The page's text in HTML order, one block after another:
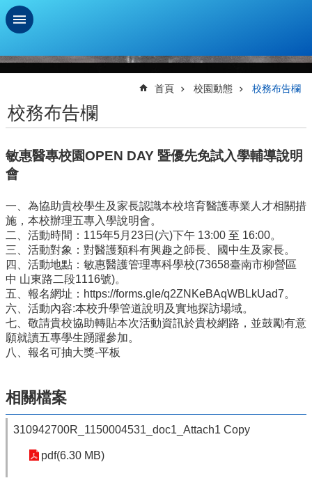
跳到主要內容區塊
階
學
扶
助
新
生
資
訊
及
總
量
管
制
辦
力
宇
教
首頁 校園動態 校務布告欄
校務布告欄
敏惠醫專校園OPEN DAY 暨優先免試入學輔導說明
會
一、為協助貴校學生及家長認識本校培育醫護專業人才相關措
施，本校辦理五專入學說明會。
二、活動時間：115年5月23日(六)下午 13:00 至 16:00。
三、活動對象：對醫護類科有興趣之師長、國中生及家長。
四、活動地點：敏惠醫護管理專科學校(73658臺南市柳營區
中 山東路二段1116號)。
五、報名網址：https://forms.gle/q2ZNKeBAqWBLkUad7。
六、活動內容:本校升學管道說明及實地探訪場域。
七、敬請貴校協助轉貼本次活動資訊於貴校網路，並鼓勵有意
願就讀五專學生踴躍參加。
八、報名可抽大獎-平板
相關檔案
310942700R_1150004531_doc1_Attach1 Copy
pdf(6.30 MB)